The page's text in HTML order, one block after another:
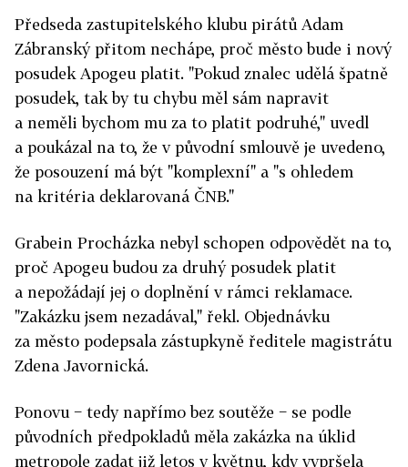
Předseda zastupitelského klubu pirátů Adam
Zábranský přitom nechápe, proč město bude i nový
posudek Apogeu platit. "Pokud znalec udělá špatně
posudek, tak by tu chybu měl sám napravit
a neměli bychom mu za to platit podruhé," uvedl
a poukázal na to, že v původní smlouvě je uvedeno,
že posouzení má být "komplexní" a "s ohledem
na kritéria deklarovaná ČNB."
Grabein Procházka nebyl schopen odpovědět na to,
proč Apogeu budou za druhý posudek platit
a nepožádají jej o doplnění v rámci reklamace.
"Zakázku jsem nezadával," řekl. Objednávku
za město podepsala zástupkyně ředitele magistrátu
Zdena Javornická.
Ponovu − tedy napřímo bez soutěže − se podle
původních předpokladů měla zakázka na úklid
metropole zadat již letos v květnu, kdy vypršela